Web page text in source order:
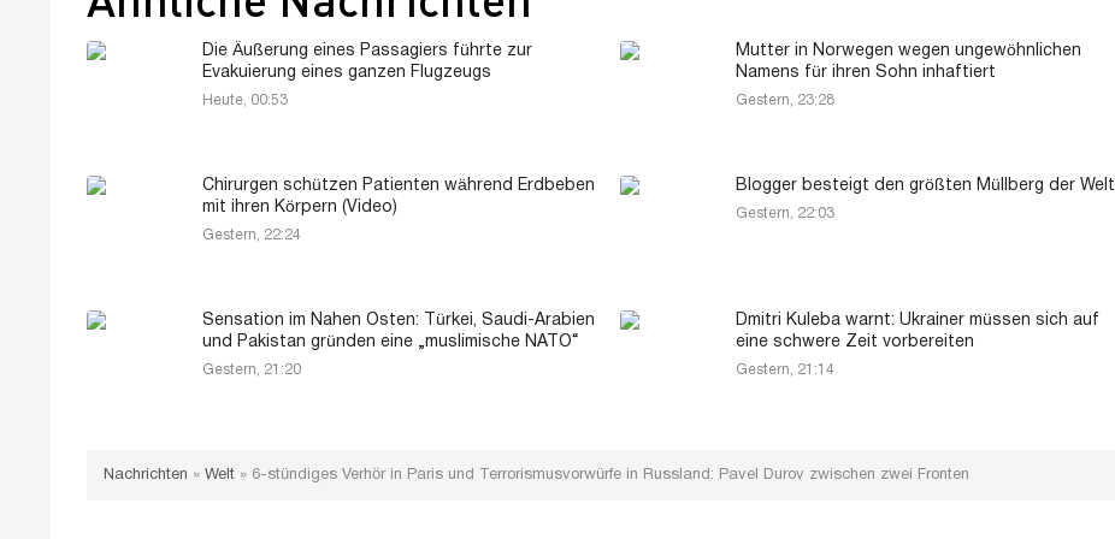
Die Äußerung eines Passagiers führte zur
Evakuierung eines ganzen Flugzeugs
Heute, 00:53
Mutter in Norwegen wegen ungewöhnlichen
Namens für ihren Sohn inhaftiert
Gestern, 23:28
Chirurgen schützen Patienten während Erdbeben
mit ihren Körpern (Video)
Gestern, 22:24
Blogger besteigt den größten Müllberg der Welt
Gestern, 22:03
Sensation im Nahen Osten: Türkei, Saudi-Arabien
und Pakistan gründen eine „muslimische NATO“
Gestern, 21:20
Dmitri Kuleba warnt: Ukrainer müssen sich auf
eine schwere Zeit vorbereiten
Gestern, 21:14
Nachrichten » Welt » 6-stündiges Verhör in Paris und Terrorismusvorwürfe in Russland: Pavel Durov zwischen zwei Fronten